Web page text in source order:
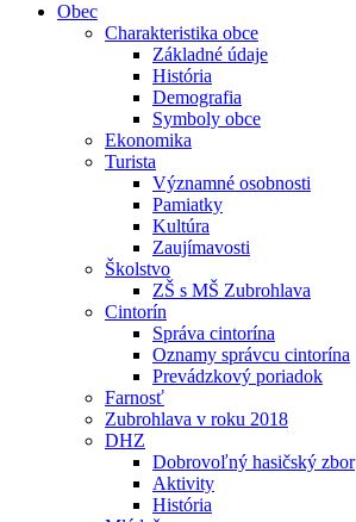
Obec
Charakteristika obce
Základné údaje
História
Demografia
Symboly obce
Ekonomika
Turista
Významné osobnosti
Pamiatky
Kultúra
Zaujímavosti
Školstvo
ZŠ s MŠ Zubrohlava
Cintorín
Správa cintorína
Oznamy správcu cintorína
Prevádzkový poriadok
Farnosť
Zubrohlava v roku 2018
DHZ
Dobrovoľný hasičský zbor
Aktivity
História